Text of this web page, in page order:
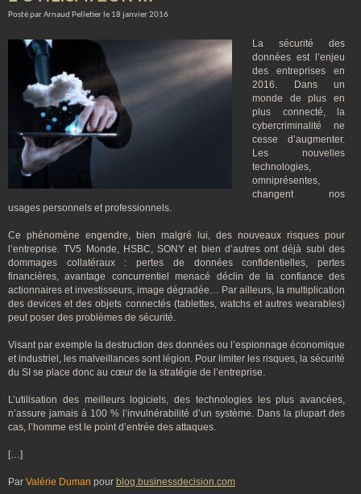
Posté par Arnaud Pelletier le 18 janvier 2016
La sécurité des
données est l’enjeu
des entreprises en
2016. Dans un
monde de plus en
plus connecté, la
cybercriminalité ne
cesse d’augmenter.
Les nouvelles
technologies,
omniprésentes,
changent nos
usages personnels et professionnels.
Ce phénomène engendre, bien malgré lui, des nouveaux risques pour
l’entreprise. TV5 Monde, HSBC, SONY et bien d’autres ont déjà subi des
dommages collatéraux : pertes de données confidentielles, pertes
financières, avantage concurrentiel menacé déclin de la confiance des
actionnaires et investisseurs, image dégradée… Par ailleurs, la multiplication
des devices et des objets connectés (tablettes, watchs et autres wearables)
peut poser des problèmes de sécurité.
Visant par exemple la destruction des données ou l’espionnage économique
et industriel, les malveillances sont légion. Pour limiter les risques, la sécurité
du SI se place donc au cœur de la stratégie de l’entreprise.
L’utilisation des meilleurs logiciels, des technologies les plus avancées,
n’assure jamais à 100 % l’invulnérabilité d’un système. Dans la plupart des
cas, l’homme est le point d’entrée des attaques.
[…]
Par Valérie Duman pour blog.businessdecision.com